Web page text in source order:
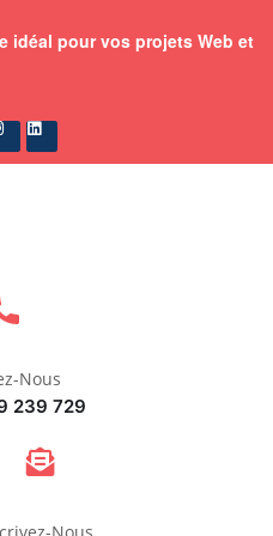
idéal pour vos projets Web et
Nous
239 729